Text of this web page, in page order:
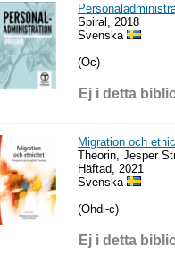
Spiral, 2018
Svenska
(Oc)
Ej i detta
Migration och
Theorin, Jesper
Häftad, 2021
Svenska
(Ohdi-c)
Ej i detta